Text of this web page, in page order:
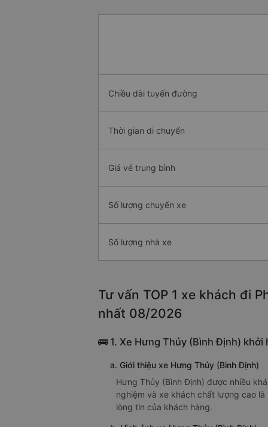
Chiều dài tuyến đường
Thời gian di chuyển
Giá vé trung bình
Số lượng chuyến xe
Số lượng nhà xe
Tư vấn TOP 1 xe khách đi
nhất 08/2026
🚌 1. Xe Hưng Thủy (Bình Định)
a. Giới thiệu xe Hưng Thủy (Bình Định)
Hưng Thủy (Bình Định) được nhiều
nghiệm và xe khách chất lượng cao
lòng tin của khách hàng.